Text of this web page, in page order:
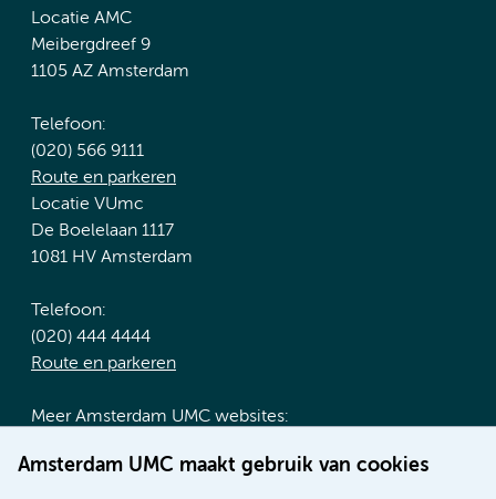
Amsterdam UMC maakt gebruik van cookies
Locatie AMC
Meibergdreef 9
1105 AZ Amsterdam
Telefoon:
(020) 566 9111
Route en parkeren
Locatie VUmc
De Boelelaan 1117
1081 HV Amsterdam
Telefoon:
(020) 444 4444
Route en parkeren
Meer Amsterdam UMC websites:
Werken bij Amsterdam UMC